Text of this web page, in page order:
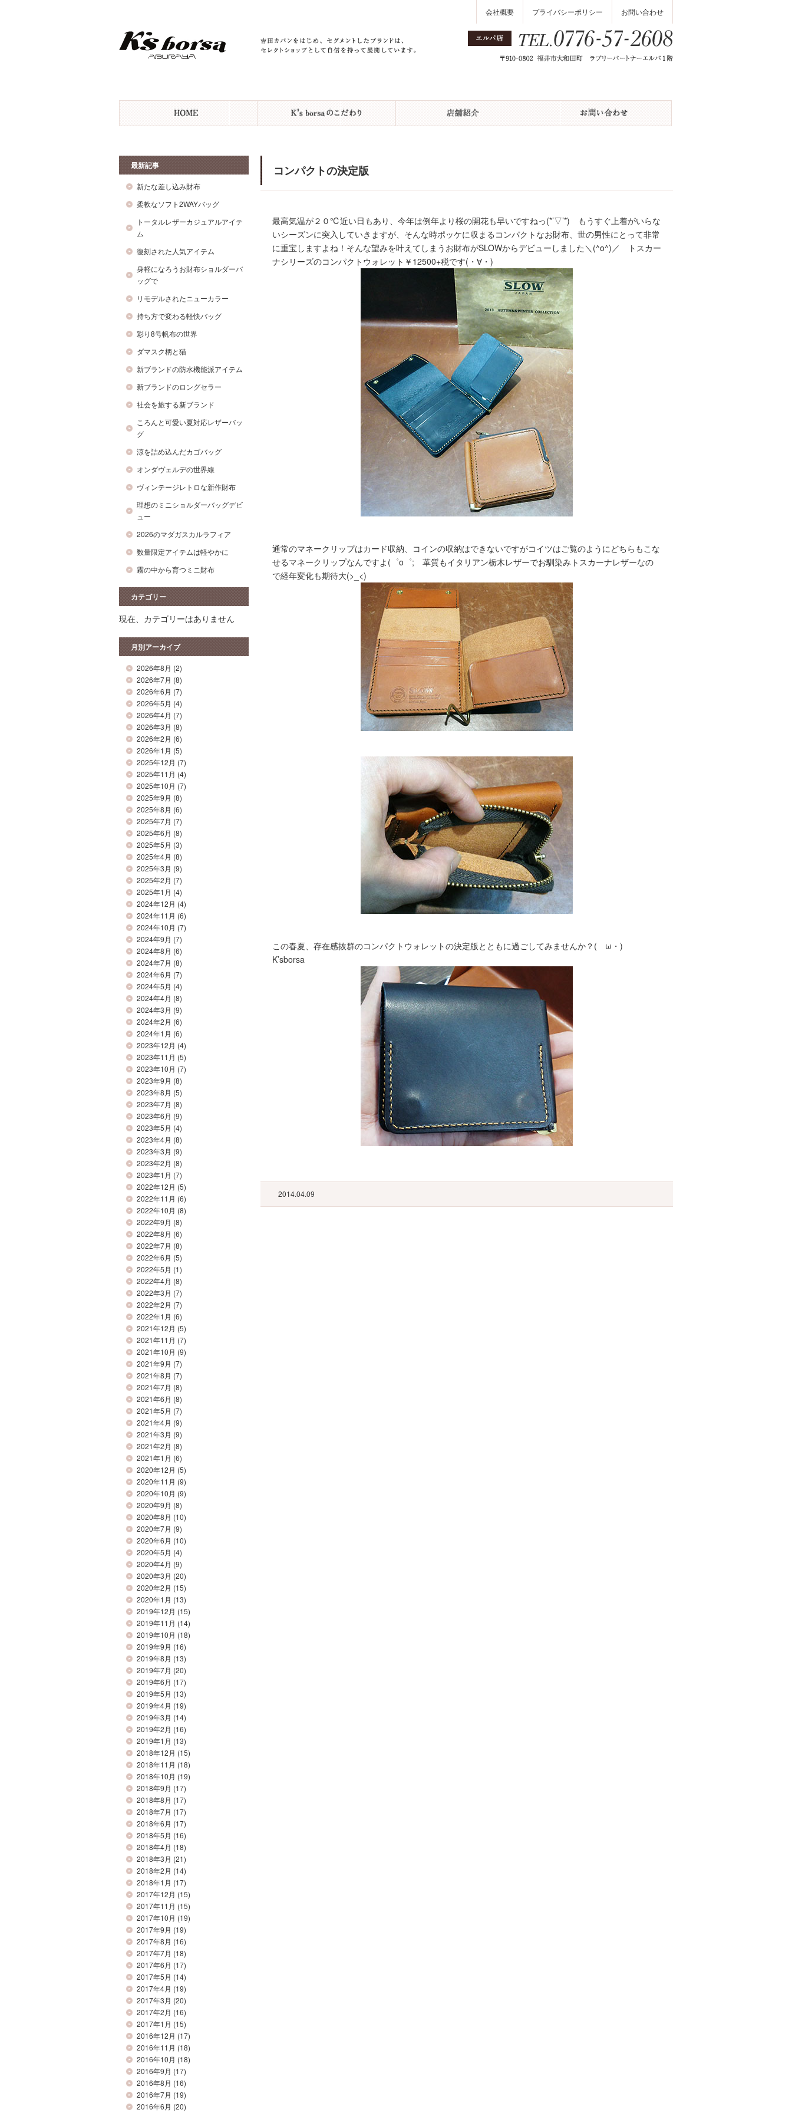
会社概要 プライバシーポリシー お問い合わせ
最新記事
新たな差し込み財布
柔軟なソフト2WAYバッグ
トータルレザーカジュアルアイテ
ム
復刻された人気アイテム
身軽になろうお財布ショルダーバ
ッグで
リモデルされたニューカラー
持ち方で変わる軽快バッグ
彩り8号帆布の世界
ダマスク柄と猫
新ブランドの防水機能派アイテム
新ブランドのロングセラー
社会を旅する新ブランド
ころんと可愛い夏対応レザーバッ
グ
涼を詰め込んだカゴバッグ
オンダヴェルデの世界線
ヴィンテージレトロな新作財布
理想のミニショルダーバッグデビ
ュー
2026のマダガスカルラフィア
数量限定アイテムは軽やかに
霧の中から育つミニ財布
カテゴリー
現在、カテゴリーはありません
月別アーカイブ
2026年8月 (2)
2026年7月 (8)
2026年6月 (7)
2026年5月 (4)
2026年4月 (7)
2026年3月 (8)
2026年2月 (6)
2026年1月 (5)
2025年12月 (7)
2025年11月 (4)
2025年10月 (7)
2025年9月 (8)
2025年8月 (6)
2025年7月 (7)
2025年6月 (8)
2025年5月 (3)
2025年4月 (8)
2025年3月 (9)
2025年2月 (7)
2025年1月 (4)
2024年12月 (4)
2024年11月 (6)
2024年10月 (7)
2024年9月 (7)
2024年8月 (6)
2024年7月 (8)
2024年6月 (7)
2024年5月 (4)
2024年4月 (8)
2024年3月 (9)
2024年2月 (6)
2024年1月 (6)
2023年12月 (4)
2023年11月 (5)
2023年10月 (7)
2023年9月 (8)
2023年8月 (5)
2023年7月 (8)
2023年6月 (9)
2023年5月 (4)
2023年4月 (8)
2023年3月 (9)
2023年2月 (8)
2023年1月 (7)
2022年12月 (5)
2022年11月 (6)
2022年10月 (8)
2022年9月 (8)
2022年8月 (6)
2022年7月 (8)
2022年6月 (5)
2022年5月 (1)
2022年4月 (8)
2022年3月 (7)
2022年2月 (7)
2022年1月 (6)
2021年12月 (5)
2021年11月 (7)
2021年10月 (9)
2021年9月 (7)
2021年8月 (7)
2021年7月 (8)
2021年6月 (8)
2021年5月 (7)
2021年4月 (9)
2021年3月 (9)
2021年2月 (8)
2021年1月 (6)
2020年12月 (5)
2020年11月 (9)
2020年10月 (9)
2020年9月 (8)
2020年8月 (10)
2020年7月 (9)
2020年6月 (10)
2020年5月 (4)
2020年4月 (9)
2020年3月 (20)
2020年2月 (15)
2020年1月 (13)
2019年12月 (15)
2019年11月 (14)
2019年10月 (18)
2019年9月 (16)
2019年8月 (13)
2019年7月 (20)
2019年6月 (17)
2019年5月 (13)
2019年4月 (19)
2019年3月 (14)
2019年2月 (16)
2019年1月 (13)
2018年12月 (15)
2018年11月 (18)
2018年10月 (19)
2018年9月 (17)
2018年8月 (17)
2018年7月 (17)
2018年6月 (17)
2018年5月 (16)
2018年4月 (18)
2018年3月 (21)
2018年2月 (14)
2018年1月 (17)
2017年12月 (15)
2017年11月 (15)
2017年10月 (19)
2017年9月 (19)
2017年8月 (16)
2017年7月 (18)
2017年6月 (17)
2017年5月 (14)
2017年4月 (19)
2017年3月 (20)
2017年2月 (16)
2017年1月 (15)
2016年12月 (17)
2016年11月 (18)
2016年10月 (18)
2016年9月 (17)
2016年8月 (16)
2016年7月 (19)
2016年6月 (20)
コンパクトの決定版
最高気温が２０℃近い日もあり、今年は例年より桜の開花も早いですねっ(*’▽’*) もうすぐ上着がいらな
いシーズンに突入していきますが、そんな時ポッケに収まるコンパクトなお財布、世の男性にとって非常
に重宝しますよね！そんな望みを叶えてしまうお財布がSLOWからデビューしました＼(^o^)／ トスカー
ナシリーズのコンパクトウォレット￥12500+税です(・∀・)
通常のマネークリップはカード収納、コインの収納はできないですがコイツはご覧のようにどちらもこな
せるマネークリップなんですよ(゜o゜; 革質もイタリアン栃木レザーでお馴染みトスカーナレザーなの
で経年変化も期待大(>_<)
この春夏、存在感抜群のコンパクトウォレットの決定版とともに過ごしてみませんか？(ゝω・)
K’sborsa
2014.04.09